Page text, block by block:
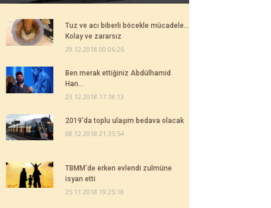
Tuz ve acı biberli böcekle mücadele...
Kolay ve zararsız
29.12.2018 00:06:26
Ben merak ettiğiniz Abdülhamid
Han...
23.12.2018 17:18:13
2019'da toplu ulaşım bedava olacak
08.12.2018 21:35:54
TBMM'de erken evlendi zulmüne
isyan etti
25.11.2018 19:25:18